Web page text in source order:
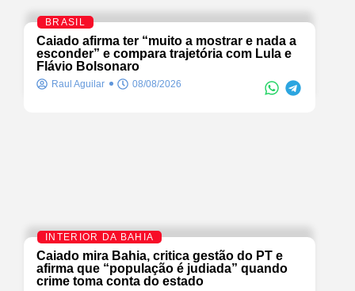
BRASIL
Caiado afirma ter “muito a mostrar e nada a
esconder” e compara trajetória com Lula e
Flávio Bolsonaro
Raul Aguilar 08/08/2026
INTERIOR DA BAHIA
Caiado mira Bahia, critica gestão do PT e
afirma que “população é judiada” quando
crime toma conta do estado